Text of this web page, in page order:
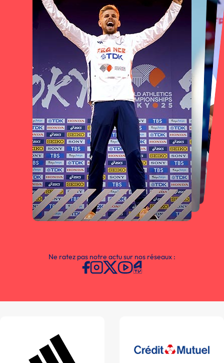
Ne ratez pas notre actu sur nos réseaux :